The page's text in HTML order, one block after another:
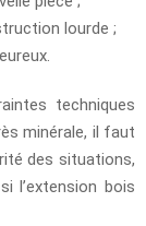
lourde ;
techniques
minérale, il faut
des situations,
l’extension bois